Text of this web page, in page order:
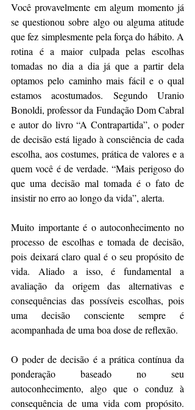
Você provavelmente em algum momento já
se questionou sobre algo ou alguma atitude
que fez simplesmente pela força do hábito. A
rotina é a maior culpada pelas escolhas
tomadas no dia a dia já que a partir dela
optamos pelo caminho mais fácil e o qual
estamos acostumados. Segundo Uranio
Bonoldi, professor da Fundação Dom Cabral
e autor do livro “A Contrapartida”, o poder
de decisão está ligado à consciência de cada
escolha, aos costumes, prática de valores e a
quem você é de verdade. “Mais perigoso do
que uma decisão mal tomada é o fato de
insistir no erro ao longo da vida”, alerta.
Muito importante é o autoconhecimento no
processo de escolhas e tomada de decisão,
pois deixará claro qual é o seu propósito de
vida. Aliado a isso, é fundamental a
avaliação da origem das alternativas e
consequências das possíveis escolhas, pois
uma decisão consciente sempre é
acompanhada de uma boa dose de reflexão.
O poder de decisão é a prática contínua da
ponderação baseado no seu
autoconhecimento, algo que o conduz à
consequência de uma vida com propósito.